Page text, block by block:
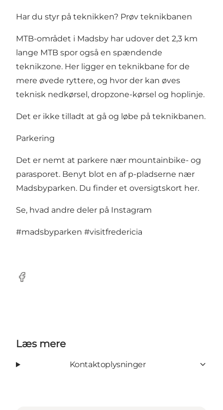
Har du styr på teknikken? Prøv teknikbanen
MTB-området i Madsby har udover det 2,3 km
lange MTB spor også en spændende
teknikzone. Her ligger en teknikbane for de
mere øvede ryttere, og hvor der kan øves
teknisk nedkørsel, dropzone-kørsel og hoplinje.
Det er ikke tilladt at gå og løbe på teknikbanen.
Parkering
Det er nemt at parkere nær mountainbike- og
parasporet. Benyt blot en af p-pladserne nær
Madsbyparken. Du finder et oversigtskort her.
Se, hvad andre deler på Instagram
#madsbyparken #visitfredericia
Facebook
Læs mere
Kontaktoplysninger